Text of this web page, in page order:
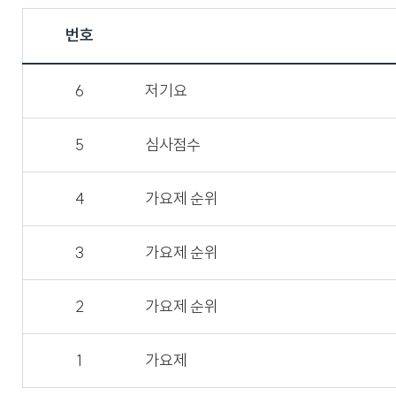
자유게시판
졸업생게시판
번호
6 저기요
5 심사점수
4 가요제 순위
3 가요제 순위
2 가요제 순위
1 가요제